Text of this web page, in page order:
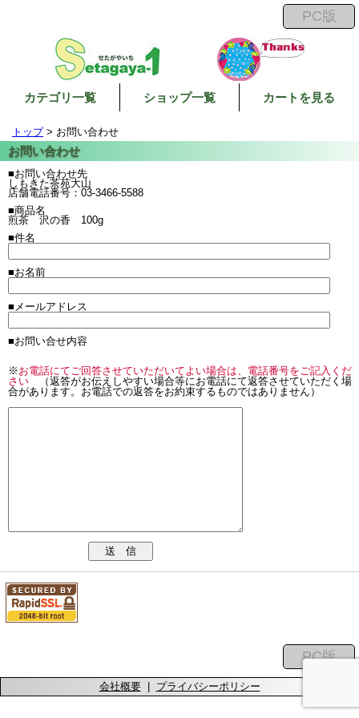
カテゴリ一覧 ショップ一覧 カートを見る
トップ> お問い合わせ
■お問い合わせ先
しもきた茶苑大山
店舗電話番号：03-3466-5588
■商品名
煎茶 沢の香 100g
■件名
■お名前
■メールアドレス
■お問い合せ内容
※ お電話にてご回答させていただいてよい場合は、電話番号をご記入くだ
さい （返答がお伝えしやすい場合等にお電話にて返答させていただく場
合があります。お電話での返答をお約束するものではありません）
送 信
会社概要| プライバシーポリシー